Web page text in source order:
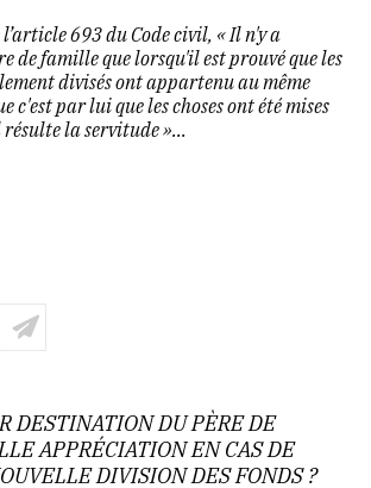
693 du Code civil, « Il n'y a
de famille que lorsqu'il est prouvé que les
divisés ont appartenu au même
c'est par lui que les choses ont été mises
la servitude »...
DESTINATION DU PÈRE DE
APPRÉCIATION EN CAS DE
DIVISION DES FONDS ?